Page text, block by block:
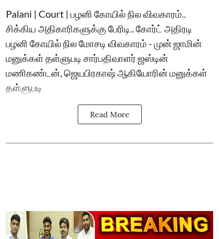
Palani | Court | பழனி கோயில் நில விவகாரம்..
சிக்கிய அதிகாரிகளுக்கு பேரிடி.. கோர்ட் அதிரடி
பழனி கோயில் நில மோசடி விவகாரம் - முன் ஜாமின்
மனுக்கள் தள்ளுபடி சார்பதிவாளர் ஜஸ்டின்
மணிகண்டன், ஜெயபிரகாஷ் ஆகியோரின் மனுக்கள்
தள்ளுபடி
Read More